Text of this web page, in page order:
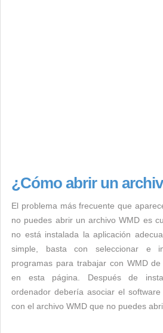
¿Cómo abrir un
El problema más frecuente que
no puedes abrir un archivo WMD es
no está instalada la aplicación
simple, basta con seleccionar e
programas para trabajar con WMD
en esta página. Después de
ordenador debería asociar el
con el archivo WMD que no puedes